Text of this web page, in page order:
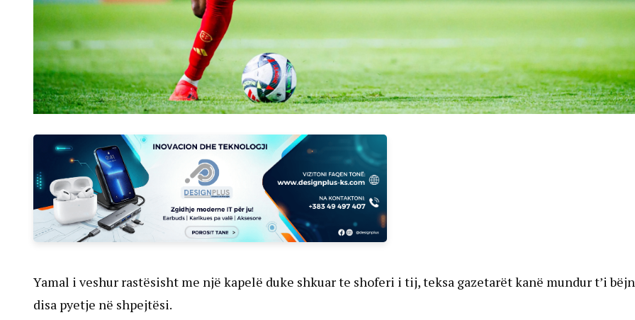
Yamal i veshur rastësisht me një kapelë duke shkuar te shoferi i tij, teksa gazetarët kanë mundur t’i
disa pyetje në shpejtësi.